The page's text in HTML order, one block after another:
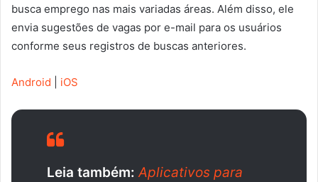
busca emprego nas mais variadas áreas. Além disso, ele
envia sugestões de vagas por e-mail para os usuários
conforme seus registros de buscas anteriores.
Android iOS
Leia também: Aplicativos para